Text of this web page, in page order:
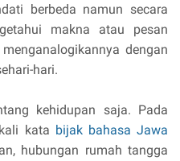
berbeda namun secara
makna atau pesan
dengan
hari.
kehidupan saja. Pada
kata bijak bahasa Jawa
hubungan rumah tangga